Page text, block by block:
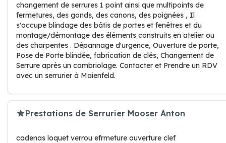
changement de serrures 1 point ainsi que multipoints de
fermetures, des gonds, des canons, des poignées , Il
s'occupe blindage des bâtis de portes et fenêtres et du
montage/démontage des éléments construits en atelier ou
des charpentes . Dépannage d'urgence, Ouverture de porte,
Pose de Porte blindée, fabrication de clés, Changement de
Serrure après un cambriolage. Contacter et Prendre un RDV
avec un serrurier à Maienfeld.
Prestations de Serrurier Mooser Anton
cadenas loquet verrou efrmeture ouverture clef